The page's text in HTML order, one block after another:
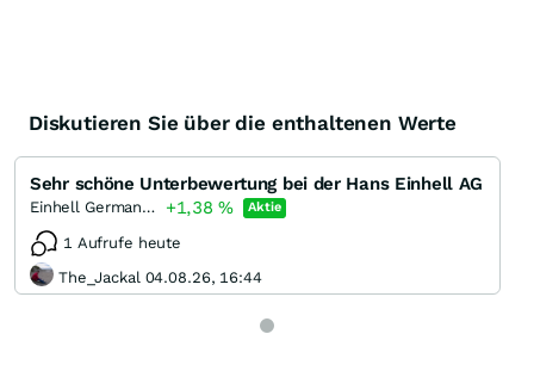
Diskutieren Sie über die enthaltenen Werte
Sehr schöne Unterbewertung bei der Hans Einhell AG
Einhell Germany Pref Bearer +1,38% Aktie
1 Aufrufe heute
The_Jackal 04.08.26, 16:44